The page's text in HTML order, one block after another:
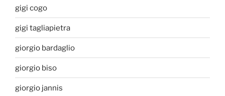
gigi cogo
gigi tagliapietra
giorgio bardaglio
giorgio biso
giorgio jannis